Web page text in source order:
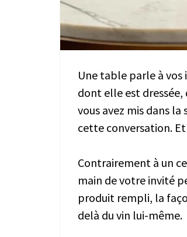
Une table parle à vos
dont elle est dressée,
vous avez mis dans la
cette conversation.
Contrairement à un
main de votre invité
produit rempli, la
delà du vin lui-même.